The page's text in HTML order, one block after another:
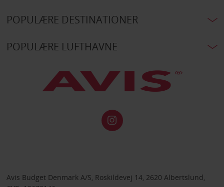
POPULÆRE DESTINATIONER
POPULÆRE LUFTHAVNE
Avis Budget Denmark A/S, Roskildevej 14, 2620 Albertslund,